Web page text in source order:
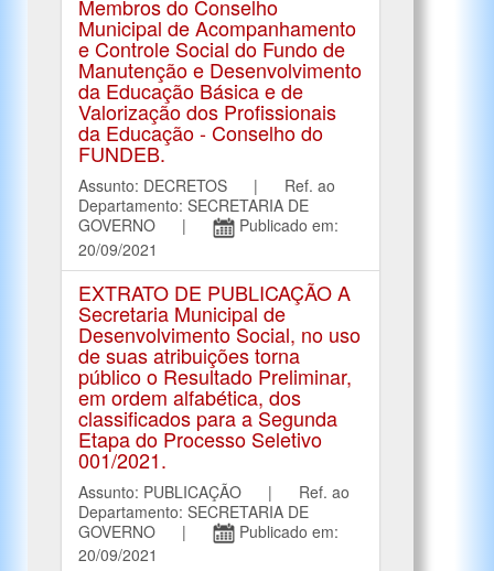
Membros do Conselho
Municipal de Acompanhamento
e Controle Social do Fundo de
Manutenção e Desenvolvimento
da Educação Básica e de
Valorização dos Profissionais
da Educação - Conselho do
FUNDEB.
Assunto: DECRETOS | Ref. ao
Departamento: SECRETARIA DE
GOVERNO |
Publicado em:
20/09/2021
EXTRATO DE PUBLICAÇÃO A
Secretaria Municipal de
Desenvolvimento Social, no uso
de suas atribuições torna
público o Resultado Preliminar,
em ordem alfabética, dos
classificados para a Segunda
Etapa do Processo Seletivo
001/2021.
Assunto: PUBLICAÇÃO | Ref. ao
Departamento: SECRETARIA DE
GOVERNO |
Publicado em:
20/09/2021